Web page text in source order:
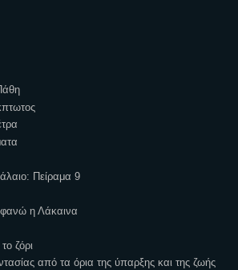
Πείραμα 9
η Λάκαινα
ζόρι
από τα όρια της ύπαρξης και της ζωής